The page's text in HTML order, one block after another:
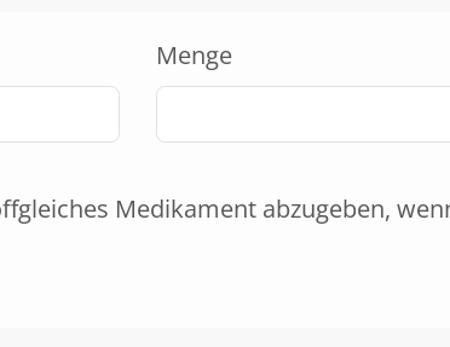
Menge
Medikament abzugeben,